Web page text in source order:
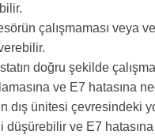
çalışmaması veya
doğru şekilde
ve E7 hatasına
dış ünitesi çevresindeki
düşürebilir ve E7